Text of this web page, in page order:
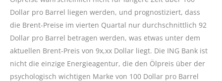
Dollar pro Barrel liegen werden, und prognostiziert, dass
die Brent-Preise im vierten Quartal nur durchschnittlich 92
Dollar pro Barrel betragen werden, was etwas unter dem
aktuellen Brent-Preis von 9x,xx Dollar liegt. Die ING Bank ist
nicht die einzige Energieagentur, die den Ölpreis über der
psychologisch wichtigen Marke von 100 Dollar pro Barrel